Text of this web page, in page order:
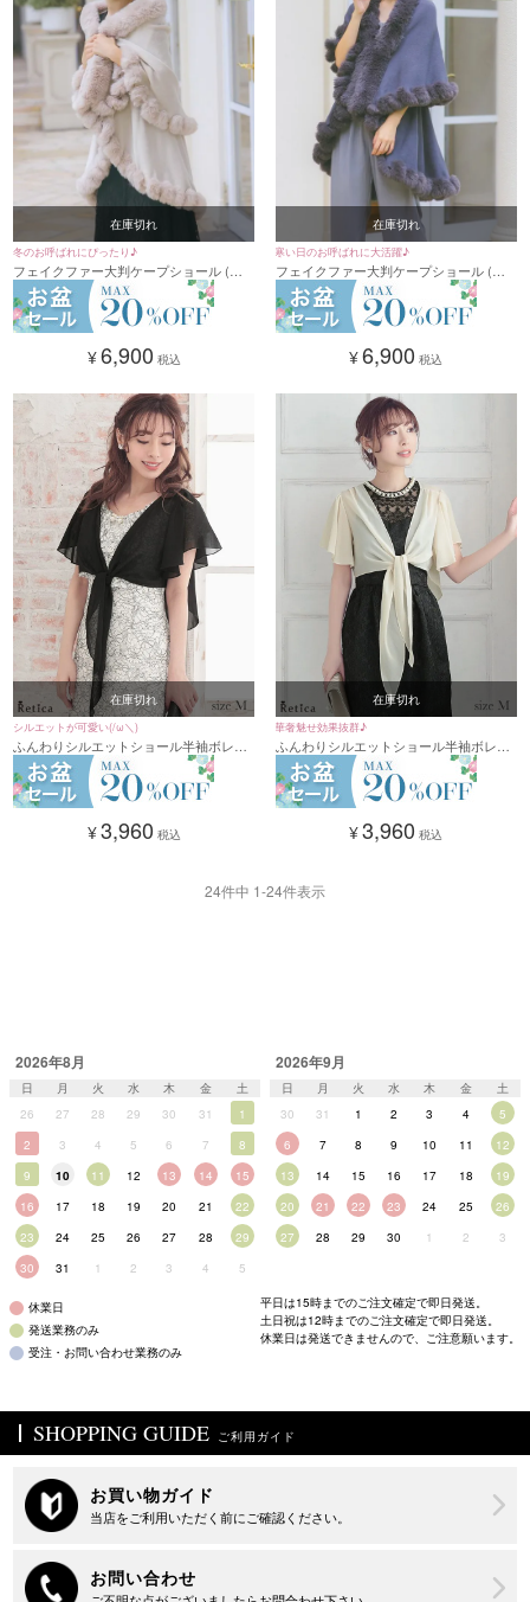
在庫切れ
冬のお呼ばれにぴったり♪
フェイクファー大判ケープショール (フ
リーサイズ)
¥6,900 税込
在庫切れ
寒い日のお呼ばれに大活躍♪
フェイクファー大判ケープショール (フ
リーサイズ)
¥6,900 税込
在庫切れ
シルエットが可愛い(/ω＼)
ふんわりシルエットショール半袖ボレロ
(ブラック)(Mサイズ)
¥3,960 税込
在庫切れ
華奢魅せ効果抜群♪
ふんわりシルエットショール半袖ボレロ
(ベージュ)(Mサイズ)
¥3,960 税込
24件中 1-24件表示
2026年8月
日 月 火 水 木 金
土
26
27 28 29 30 31
1
2
3 4 5 6 7
8
9
10 11 12 13 14
15
16
17 18 19 20 21
22
23
24 25 26 27 28
29
30
31 1 2 3 4 5
2026年9月
日 月 火 水 木 金
土
30
31 1 2 3 4
5
6
7 8 9 10 11
12
13
14 15 16 17 18
19
20
21 22 23 24 25
26
27
28 29 30 1 2 3
休業日
発送業務のみ
受注・お問い合わせ業務のみ
平日は15時までのご注文確定で即日発送。
土日祝は12時までのご注文確定で即日発送。
休業日は発送できませんので、ご注意願います。
SHOPPING GUIDE ご利用ガイド